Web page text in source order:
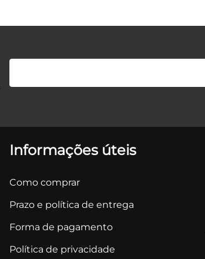
Informações úteis
Como comprar
Prazo e política de entrega
Forma de pagamento
Política de privacidade